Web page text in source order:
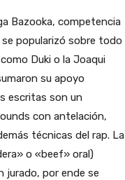
Bazooka, competencia
se popularizó sobre todo
Duki o la Joaqui
su apoyo
escritas son un
con antelación,
técnicas del rap. La
o «beef» oral)
jurado, por ende se